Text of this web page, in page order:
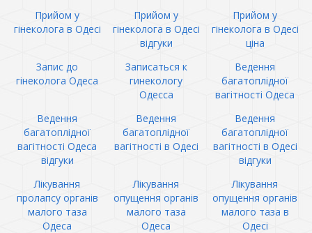
Прийом у
гінеколога в Одесі
Прийом у
гінеколога в Одесі
відгуки
Прийом у
гінеколога в Одесі
ціна
Запис до
гінеколога Одеса
Записаться к
гинекологу
Одесса
Ведення
багатоплідної
вагітності Одеса
Ведення
багатоплідної
вагітності Одеса
відгуки
Ведення
багатоплідної
вагітності в Одесі
Ведення
багатоплідної
вагітності в Одесі
відгуки
Лікування
пролапсу органів
малого таза
Одеса
Лікування
опущення органів
малого таза
Одеса
Лікування
опущення органів
малого таза в
Одесі